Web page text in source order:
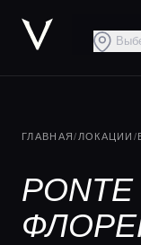
ГЛАВНАЯ/ ЛОКАЦИИ /